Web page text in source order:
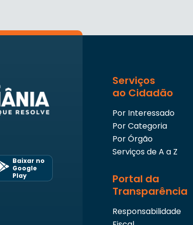
Baixar no
Google
Play
Serviços
ao Cidadão
Por Interessado
Por Categoria
Por Órgão
Serviços de A a Z
Portal da
Transparência
Responsabilidade